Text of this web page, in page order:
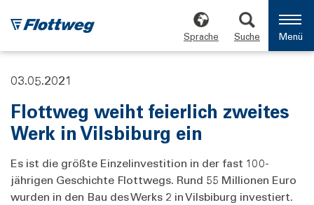
Sprache Suche Menü
03.05.2021
Flottweg weiht feierlich zweites
Werk in Vilsbiburg ein
Es ist die größte Einzelinvestition in der fast 100-
jährigen Geschichte Flottwegs. Rund 55 Millionen Euro
wurden in den Bau des Werks 2 in Vilsbiburg investiert.